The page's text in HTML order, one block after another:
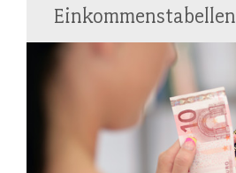
Einkommenstabellen